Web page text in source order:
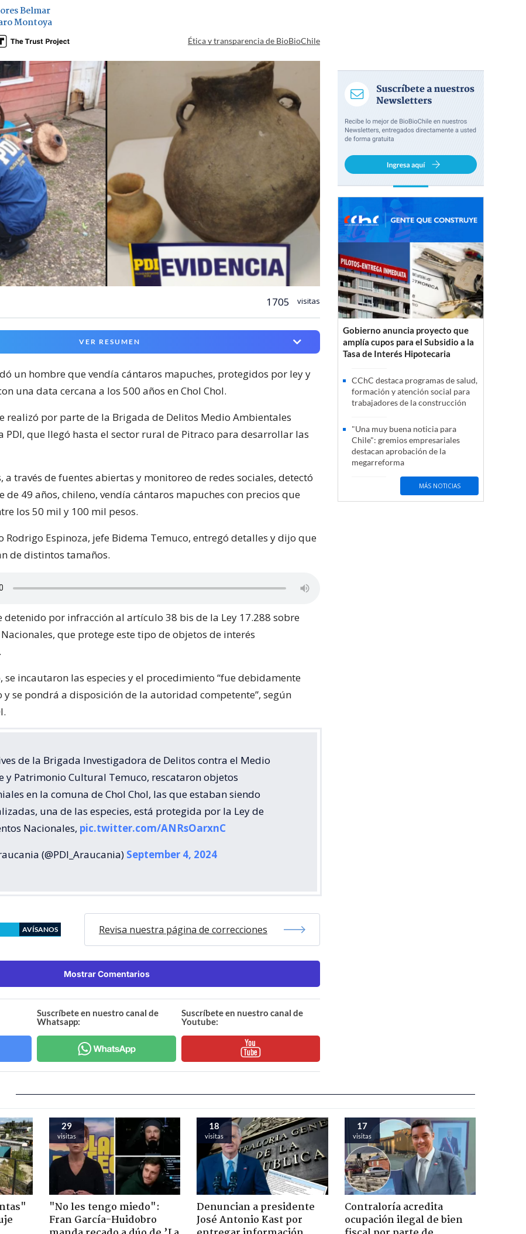
Belmar
Montoya
Ética y transparencia de BioBioChile
1705 visitas
VER RESUMEN
un hombre que vendía cántaros mapuches, protegidos por ley y
una data cercana a los 500 años en Chol Chol.
realizó por parte de la Brigada de Delitos Medio Ambientales
PDI, que llegó hasta el sector rural de Pitraco para desarrollar las
a través de fuentes abiertas y monitoreo de redes sociales, detectó
de 49 años, chileno, vendía cántaros mapuches con precios que
los 50 mil y 100 mil pesos.
Rodrigo Espinoza, jefe Bidema Temuco, entregó detalles y dijo que
de distintos tamaños.
detenido por infracción al artículo 38 bis de la Ley 17.288 sobre
que protege este tipo de objetos de interés
se incautaron las especies y el procedimiento “fue debidamente
se pondrá a disposición de la autoridad competente”, según
de la Brigada Investigadora de Delitos contra el Medio
y Patrimonio Cultural Temuco, rescataron objetos
en la comuna de Chol Chol, las que estaban siendo
una de las especies, está protegida por la Ley de
Nacionales, pic.twitter.com/ANRsOarxnC
(@PDI_Araucania) September 4, 2024
AVÍSANOS Revisa nuestra página de correcciones
Mostrar Comentarios
Suscríbete en nuestro canal de
Whatsapp:
Suscríbete en nuestro canal de
Youtube:
Gobierno anuncia proyecto que
amplía cupos para el Subsidio a la
Tasa de Interés Hipotecaria
CChC destaca programas de salud,
formación y atención social para
trabajadores de la construcción
"Una muy buena noticia para
Chile": gremios empresariales
destacan aprobación de la
megarreforma
MÁS NOTICIAS
29
visitas
"No les tengo miedo":
Fran García-Huidobro
18
visitas
Denuncian a presidente
José Antonio Kast por
17
visitas
Contraloría acredita
ocupación ilegal de bien